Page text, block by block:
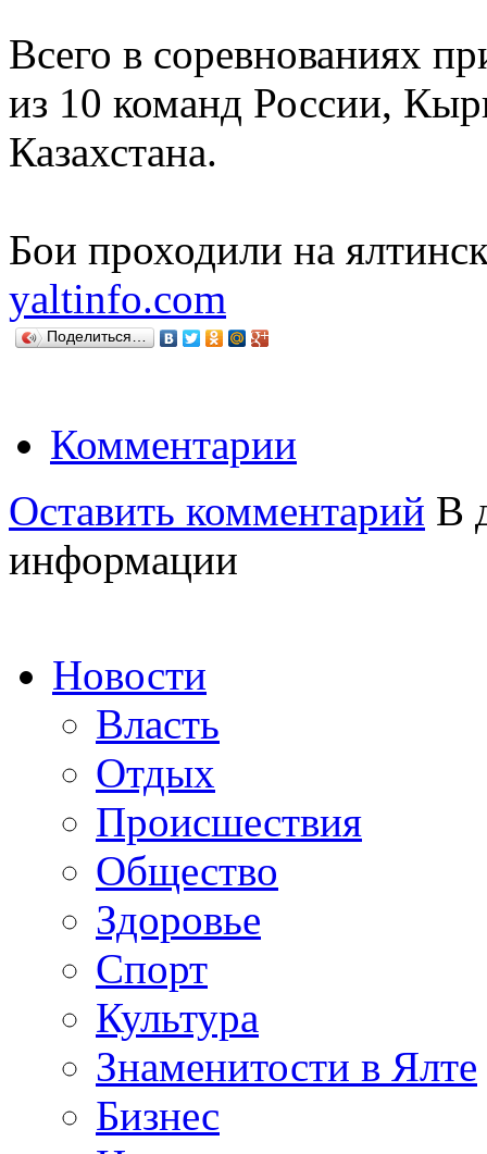
Всего в соревнованиях
из 10 команд России,
Казахстана.
Бои проходили на
yaltinfo.com
Поделиться…
Комментарии
Оставить комментарий В
информации
Новости
Власть
Отдых
Происшествия
Общество
Здоровье
Спорт
Культура
Знаменитости в Ялте
Бизнес